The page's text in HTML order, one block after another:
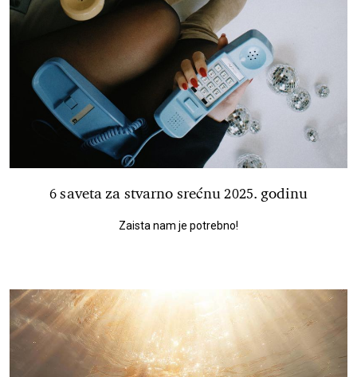
6 saveta za stvarno srećnu 2025. godinu
Zaista nam je potrebno!